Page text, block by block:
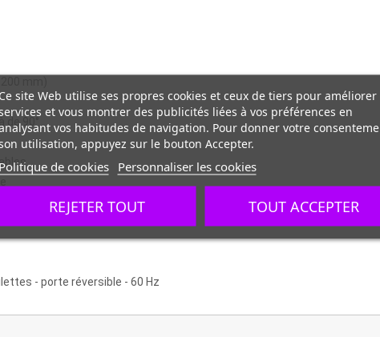
mm)
90°
- porte réversible - 60 Hz
Ce site Web utilise ses propres cookies et ceux de tiers pour améliorer
et vous montrer des publicités liées à vos préférences en
vos habitudes de navigation. Pour donner votre
utilisation, appuyez sur le bouton Accepter.
Politique de cookies Personnaliser les cookies
REJETER TOUT TOUT ACCEPTER